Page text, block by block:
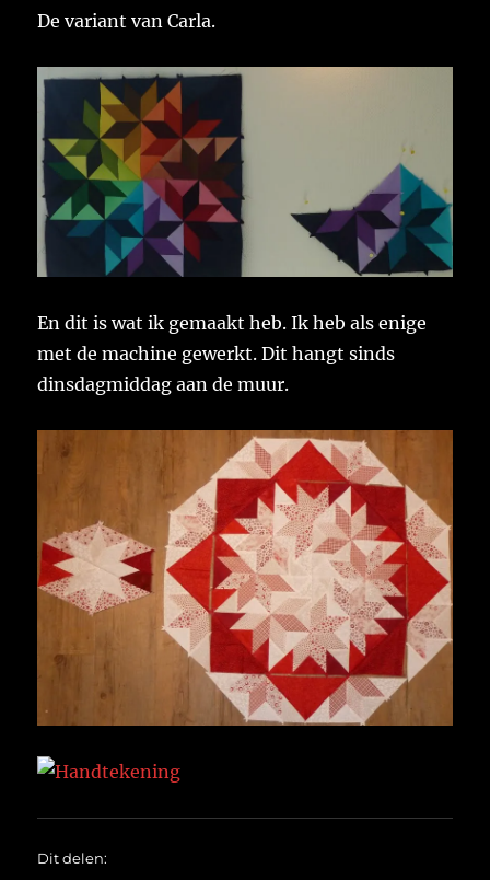
De variant van Carla.
En dit is wat ik gemaakt heb. Ik heb als enige
met de machine gewerkt. Dit hangt sinds
dinsdagmiddag aan de muur.
Dit delen: